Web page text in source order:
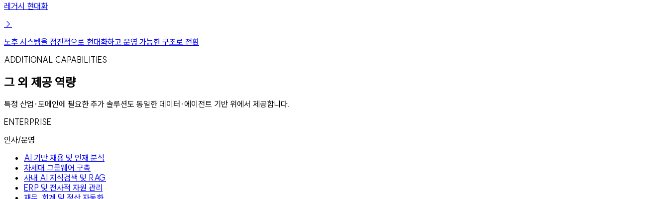
레거시 현대화
→
노후 시스템을 점진적으로 현대화하고 운영 가능한 구조로 전환
ADDITIONAL CAPABILITIES
그 외 제공 역량
특정 산업·도메인에 필요한 추가 솔루션도 동일한 데이터·에이전트 기반 위에서 제공합니다.
ENTERPRISE
인사/운영
AI 기반 채용 및 인재 분석
차세대 그룹웨어 구축
사내 AI 지식검색 및 RAG
ERP 및 전사적 자원 관리